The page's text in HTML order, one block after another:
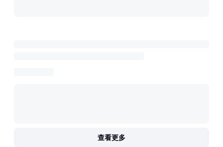
查看更多